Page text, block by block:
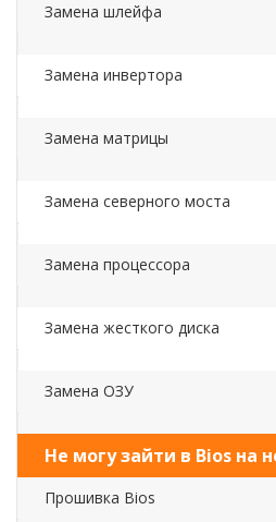
Замена шлейфа
Замена инвертора
Замена матрицы
Замена северного моста
Замена процессора
Замена жесткого диска
Замена ОЗУ
Не могу зайти в Bios на
Прошивка Bios